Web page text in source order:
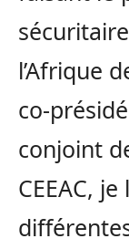
l’Afrique
co-
conjoint
CEEAC,